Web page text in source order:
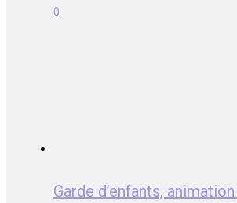
0
Garde d’enfants,